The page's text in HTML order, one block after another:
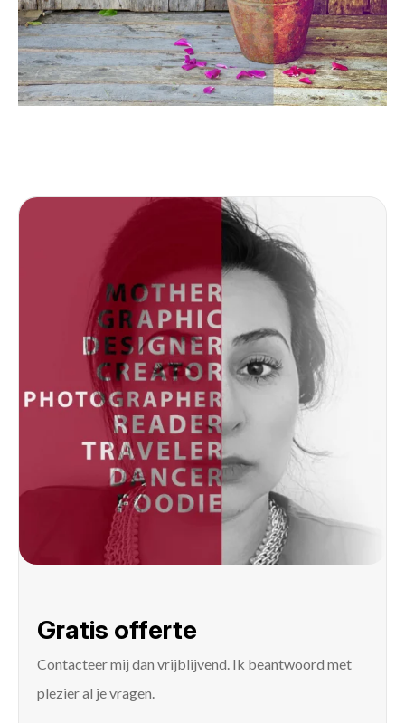
Gratis offerte
Contacteer mij dan vrijblijvend. Ik beantwoord met
plezier al je vragen.